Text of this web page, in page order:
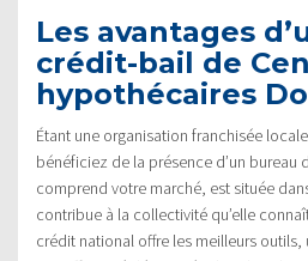
Les avantages
crédit-bail de
hypothécaires
Étant une organisation franchisée
bénéficiez de la présence d’un bureau
comprend votre marché, est située
contribue à la collectivité qu’elle
crédit national offre les meilleurs